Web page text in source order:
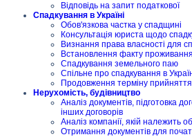
Відповідь на запит податкової
Спадкування в Україні
Обов'язкова частка у спадщині
Консультація юриста щодо
Визнання права власності для
Встановлення факту
Спадкування земельного паю
Спільне про спадкування в
Продовження терміну
Нерухомість, будівництво
Аналіз документів, підготовка
інших договорів
Аналіз компанії, якій належить
Отримання документів для